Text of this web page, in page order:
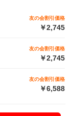
友の会割引価格
￥2,745
友の会割引価格
￥2,745
友の会割引価格
￥6,588